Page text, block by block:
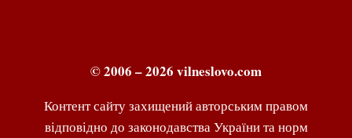
© 2006 – 2026 vilneslovo.com
Контент сайту захищений авторським правом
відповідно до законодавства України та норм